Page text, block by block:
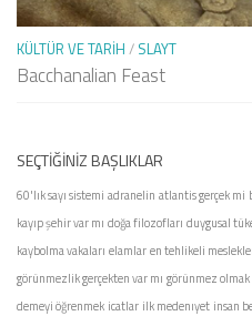
KÜLTÜR VE TARIH / SLAYT
Bacchanalian Feast
SEÇTIĞINIZ BAŞLIKLAR
60'lık sayı sistemi adranelin atlantis gerçek mi
kayıp şehir var mı doğa filozofları duygusal
kaybolma vakaları elamlaren tehlikeli
görünmezlik gerçekten var mı görünmez
demeyi öğrenmek icatlar ilk medenıyet insan